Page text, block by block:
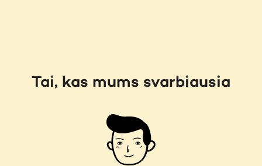
Tai, kas mums svarbiausia